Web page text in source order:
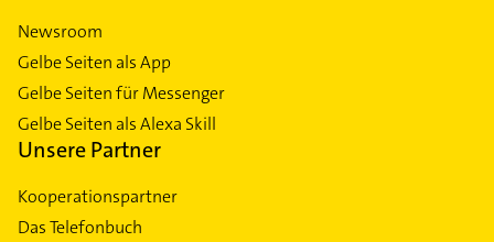
Newsroom
Gelbe Seiten als App
Gelbe Seiten für Messenger
Gelbe Seiten als Alexa Skill
Unsere Partner
Kooperationspartner
Das Telefonbuch